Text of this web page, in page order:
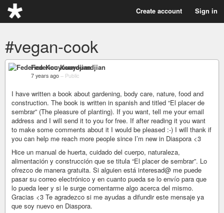
Create account Sign in
#vegan-cook
Federico Kouyoumdjian
7 years ago – Public
I have written a book about gardening, body care, nature, food and
construction. The book is written in spanish and titled “El placer de
sembrar” (The pleasure of planting). If you want, tell me your email
address and I will send it to you for free. If after reading it you want
to make some comments about it I would be pleased :-) I will thank if
you can help me reach more people since I’m new in Diaspora <3
Hice un manual de huerta, cuidado del cuerpo, naturaleza,
alimentación y construcción que se titula “El placer de sembrar”. Lo
ofrezco de manera gratuita. Si alguien está interesad@ me puede
pasar su correo electrónico y en cuanto pueda se lo envío para que
lo pueda leer y si le surge comentarme algo acerca del mismo.
Gracias <3 Te agradezco si me ayudas a difundir este mensaje ya
que soy nuevo en Diaspora.